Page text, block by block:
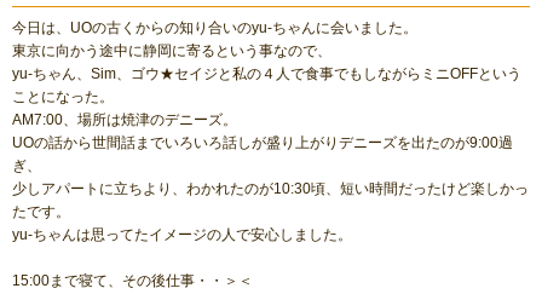
今日は、UOの古くからの知り合いのyu-ちゃんに会いました。
東京に向かう途中に静岡に寄るという事なので、
yu-ちゃん、Sim、ゴウ★セイジと私の４人で食事でもしながらミニOFFという
ことになった。
AM7:00、場所は焼津のデニーズ。
UOの話から世間話までいろいろ話しが盛り上がりデニーズを出たのが9:00過
ぎ、
少しアパートに立ちより、わかれたのが10:30頃、短い時間だったけど楽しかっ
たです。
yu-ちゃんは思ってたイメージの人で安心しました。
15:00まで寝て、その後仕事・・＞＜